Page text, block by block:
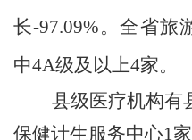
长-97.09%。全省旅
中4A级及以上4家。
县级医疗机构有
保健计生服务中心1